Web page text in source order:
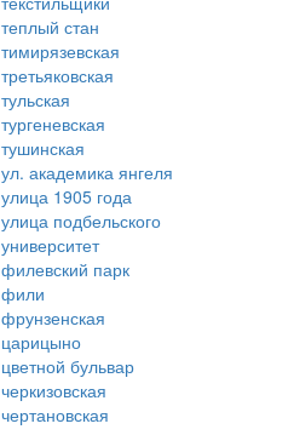
теплый стан
тимирязевская
третьяковская
тульская
тургеневская
тушинская
ул. академика янгеля
улица 1905 года
улица подбельского
университет
филевский парк
фили
фрунзенская
царицыно
цветной бульвар
черкизовская
чертановская